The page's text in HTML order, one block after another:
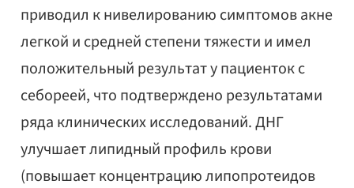
приводил к нивелированию симптомов акне
легкой и средней степени тяжести и имел
положительный результат у пациенток с
себореей, что подтверждено результатами
ряда клинических исследований. ДНГ
улучшает липидный профиль крови
(повышает концентрацию липопротеидов